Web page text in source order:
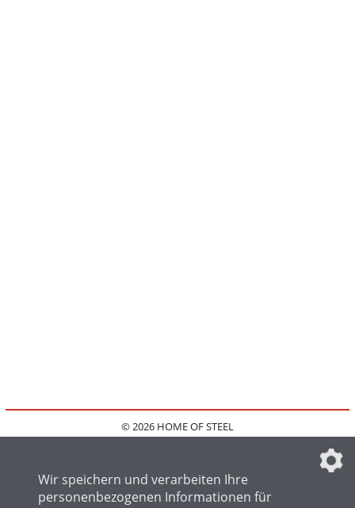
© 2026 HOME OF STEEL
IMPRESSUM
FAQ
DATENSCHUTZEINSTELLUNGEN
Wir speichern und verarbeiten Ihre
personenbezogenen Informationen für